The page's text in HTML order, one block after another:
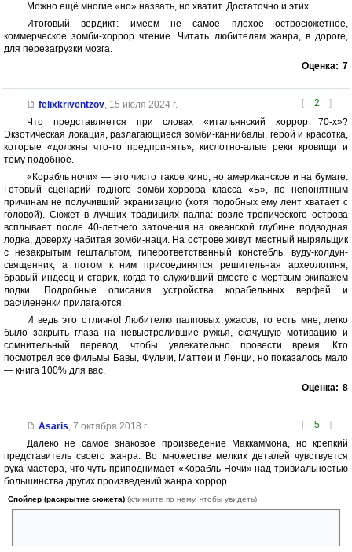
Можно ещё многие «но» назвать, но хватит. Достаточно и этих.
Итоговый вердикт: имеем не самое плохое остросюжетное,
коммерческое зомби-хоррор чтение. Читать любителям жанра, в дороге,
для перезагрузки мозга.
Оценка: 7
[ 2 ]
felixkriventzov, 15 июля 2024 г.
Что представляется при словах «итальянский хоррор 70-х»?
Экзотическая локация, разлагающиеся зомби-каннибалы, герой и красотка,
которые «должны что-то предпринять», кислотно-алые реки кровищи и
тому подобное.
«Корабль ночи» — это чисто такое кино, но американское и на бумаге.
Готовый сценарий годного зомби-хоррора класса «Б», по непонятным
причинам не получивший экранизацию (хотя подобных ему лент хватает с
головой). Сюжет в лучших традициях палпа: возле тропического острова
всплывает после 40-летнего заточения на океанской глубине подводная
лодка, доверху набитая зомби-наци. На острове живут местный ныряльщик
с незакрытым гештальтом, гиперответственный констебль, вуду-колдун-
священник, а потом к ним присоединятся решительная археологиня,
бравый индеец и старик, когда-то служивший вместе с мертвым экипажем
лодки. Подробные описания устройства корабельных верфей и
расчлененки прилагаются.
И ведь это отлично! Любителю палповых ужасов, то есть мне, легко
было закрыть глаза на невыстрелившие ружья, скачущую мотивацию и
сомнительный перевод, чтобы увлекательно провести время. Кто
посмотрел все фильмы Бавы, Фульчи, Маттеи и Ленци, но показалось мало
— книга 100% для вас.
Оценка: 8
[ 5 ]
Asaris, 7 октября 2018 г.
Далеко не самое знаковое произведение Маккаммона, но крепкий
представитель своего жанра. Во множестве мелких деталей чувствуется
рука мастера, что чуть приподнимает «Корабль Ночи» над тривиальностью
большинства других произведений жанра хоррор.
Спойлер (раскрытие сюжета) (кликните по нему, чтобы увидеть)